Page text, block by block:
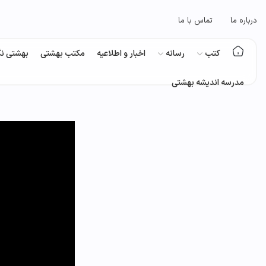
درباره ما تماس با ما
کتب رسانه اخبار و اطلاعیه مکتب بهشتی بهشتی
مدرسه اندیشه بهشتی